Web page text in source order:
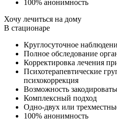
100% анонимность
Хочу лечиться на дому
В стационаре
Круглосуточное
Полное обследование
Корректировка лечения
Психотерапевтические
психокоррекция
Возможность
Комплексный подход
Одно-двух или
100% анонимность